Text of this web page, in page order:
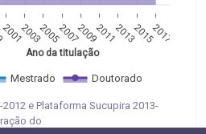
200120032005200720092011201320152017
Mestrado Doutorado
Ano da titulação
e Plataforma Sucupira 2013-
do